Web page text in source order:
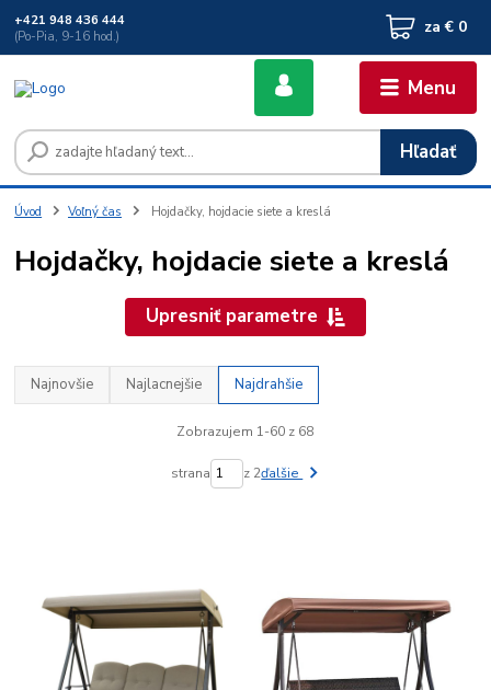
Menu
Hľadať
+421 948 436 444
(Po-Pia, 9-16 hod.)
za € 0
Úvod Voľný čas Hojdačky, hojdacie siete a kreslá
Hojdačky, hojdacie siete a kreslá
Upresniť parametre
Najnovšie Najlacnejšie Najdrahšie
Zobrazujem 1-60 z 68
strana z 2ďalšie